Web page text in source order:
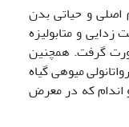
اصلی و حیاتی بدن
و متابولیزه
گرفت. همچنین
میوه­ی گیاه
اندام که در معرض